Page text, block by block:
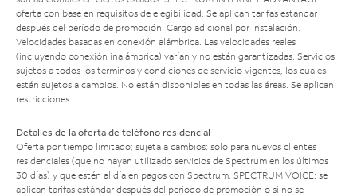
oferta con base en requisitos de elegibilidad. Se aplican tarifas estándar
después del período de promoción. Cargo adicional por instalación.
Velocidades basadas en conexión alámbrica. Las velocidades reales
(incluyendo conexión inalámbrica) varían y no están garantizadas. Servicios
sujetos a todos los términos y condiciones de servicio vigentes, los cuales
están sujetos a cambios. No están disponibles en todas las áreas. Se aplican
restricciones.
Detalles de la oferta de teléfono residencial
Oferta por tiempo limitado; sujeta a cambios; solo para nuevos clientes
residenciales (que no hayan utilizado servicios de Spectrum en los últimos
30 días) y que estén al día en pagos con Spectrum. SPECTRUM VOICE: se
aplican tarifas estándar después del período de promoción o si no se